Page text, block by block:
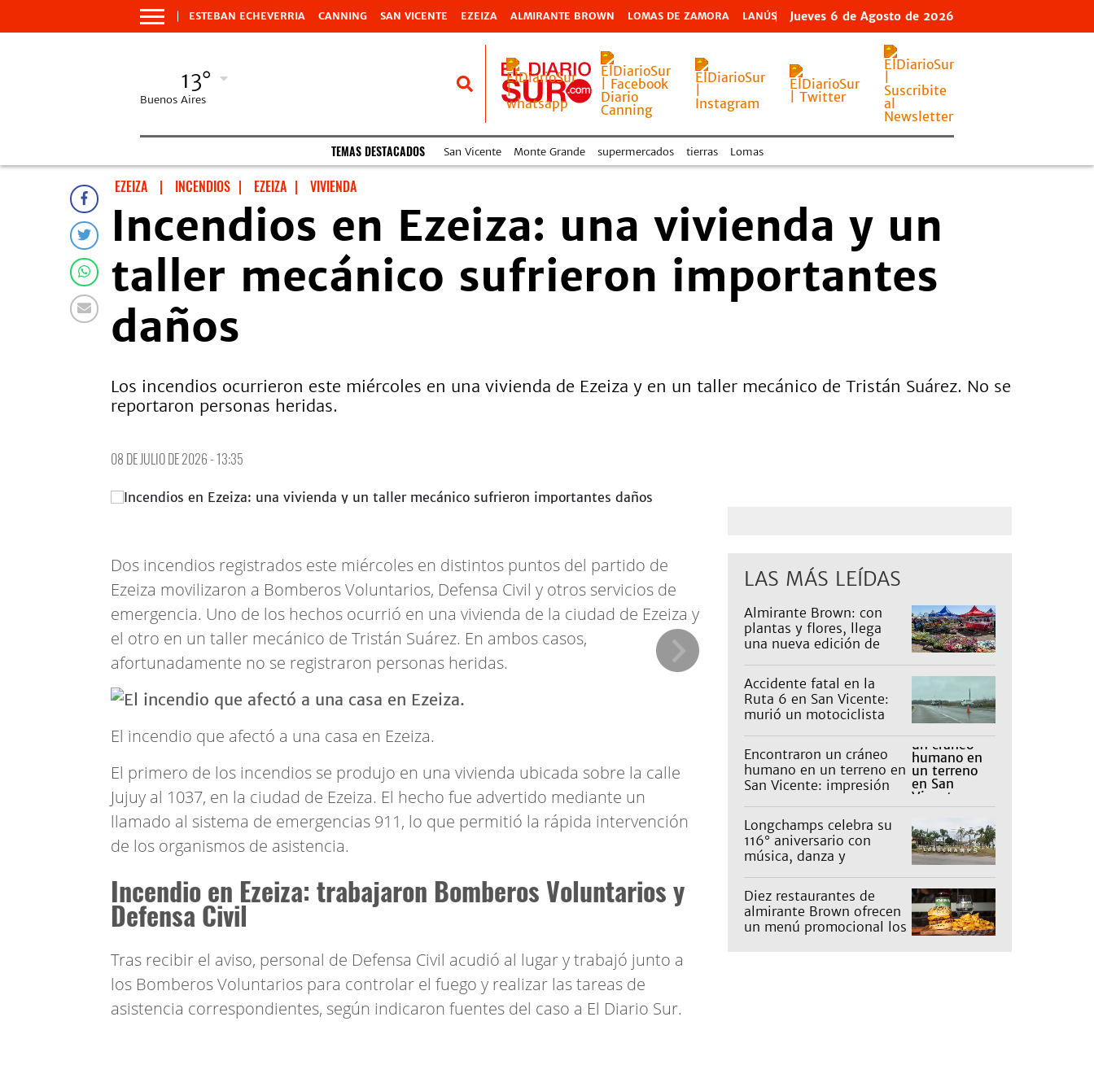
ESTEBAN ECHEVERRIA CANNING SAN VICENTE EZEIZA ALMIRANTE BROWN LOMAS DE ZAMORA LANÚS Jueves 6 de Agosto de 2026
13°
Buenos Aires
TEMAS DESTACADOS San Vicente Monte Grande supermercados tierras Lomas
EZEIZA | INCENDIOS | EZEIZA | VIVIENDA
Incendios en Ezeiza: una vivienda y un
taller mecánico sufrieron importantes
daños
Los incendios ocurrieron este miércoles en una vivienda de Ezeiza y en un taller mecánico de Tristán Suárez. No se
reportaron personas heridas.
08 DE JULIO DE 2026 - 13:35
Dos incendios registrados este miércoles en distintos puntos del partido de
Ezeiza movilizaron a Bomberos Voluntarios, Defensa Civil y otros servicios de
emergencia. Uno de los hechos ocurrió en una vivienda de la ciudad de Ezeiza y
el otro en un taller mecánico de Tristán Suárez. En ambos casos,
afortunadamente no se registraron personas heridas.
El incendio que afectó a una casa en Ezeiza.
El primero de los incendios se produjo en una vivienda ubicada sobre la calle
Jujuy al 1037, en la ciudad de Ezeiza. El hecho fue advertido mediante un
llamado al sistema de emergencias 911, lo que permitió la rápida intervención
de los organismos de asistencia.
Incendio en Ezeiza: trabajaron Bomberos Voluntarios y
Defensa Civil
Tras recibir el aviso, personal de Defensa Civil acudió al lugar y trabajó junto a
los Bomberos Voluntarios para controlar el fuego y realizar las tareas de
asistencia correspondientes, según indicaron fuentes del caso a El Diario Sur.
LAS MÁS LEÍDAS
Almirante Brown: con
plantas y flores, llega
una nueva edición de
Accidente fatal en la
Ruta 6 en San Vicente:
murió un motociclista
Encontraron un cráneo
humano en un terreno en
San Vicente: impresión
Longchamps celebra su
116° aniversario con
música, danza y
familia
Diez restaurantes de
almirante Brown ofrecen
un menú promocional los